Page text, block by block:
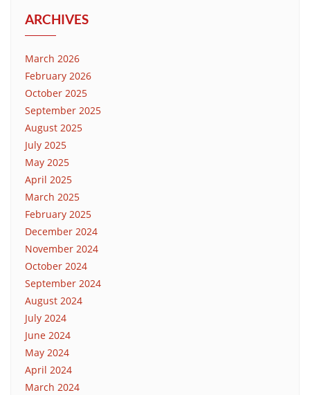
ARCHIVES
March 2026
February 2026
October 2025
September 2025
August 2025
July 2025
May 2025
April 2025
March 2025
February 2025
December 2024
November 2024
October 2024
September 2024
August 2024
July 2024
June 2024
May 2024
April 2024
March 2024